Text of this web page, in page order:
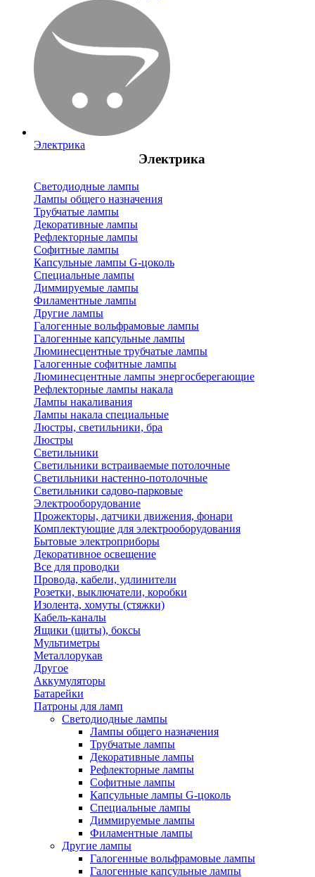
Электрика
Электрика
Светодиодные лампы
Лампы общего назначения
Трубчатые лампы
Декоративные лампы
Рефлекторные лампы
Софитные лампы
Капсульные лампы G-цоколь
Специальные лампы
Диммируемые лампы
Филаментные лампы
Другие лампы
Галогенные вольфрамовые лампы
Галогенные капсульные лампы
Люминесцентные трубчатые лампы
Галогенные софитные лампы
Люминесцентные лампы энергосберегающие
Рефлекторные лампы накала
Лампы накаливания
Лампы накала специальные
Люстры, светильники, бра
Люстры
Светильники
Светильники встраиваемые потолочные
Светильники настенно-потолочные
Светильники садово-парковые
Электрооборудование
Прожекторы, датчики движения, фонари
Комплектующие для электрооборудования
Бытовые электроприборы
Декоративное освещение
Все для проводки
Провода, кабели, удлинители
Розетки, выключатели, коробки
Изолента, хомуты (стяжки)
Кабель-каналы
Ящики (щиты), боксы
Мультиметры
Металлорукав
Другое
Аккумуляторы
Батарейки
Патроны для ламп
Светодиодные лампы
Лампы общего назначения
Трубчатые лампы
Декоративные лампы
Рефлекторные лампы
Софитные лампы
Капсульные лампы G-цоколь
Специальные лампы
Диммируемые лампы
Филаментные лампы
Другие лампы
Галогенные вольфрамовые лампы
Галогенные капсульные лампы